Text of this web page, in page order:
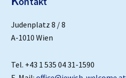
Judenplatz 8 / 8
A-1010 Wien
Tel. +43 1 535 04 31-1590